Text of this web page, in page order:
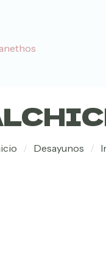
/ Desayunos /